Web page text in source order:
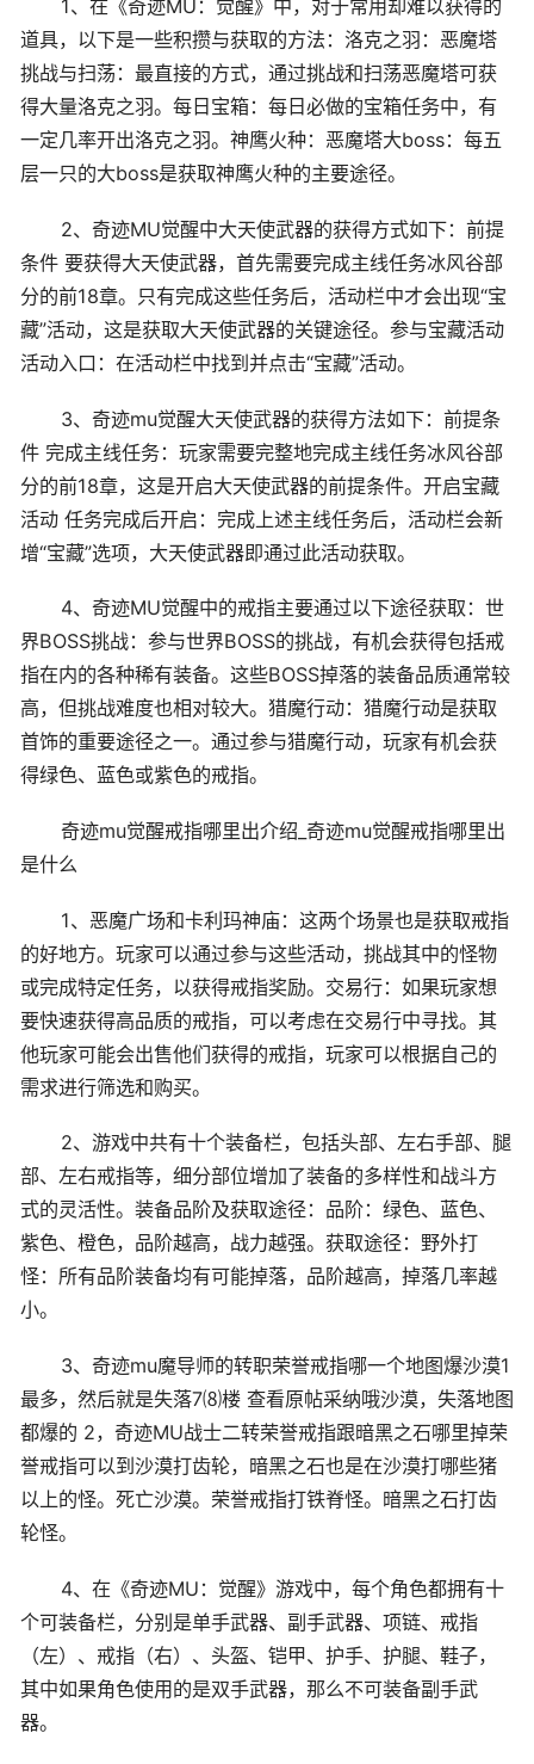
1、在《奇迹MU：觉醒》中，对于常用却难以获得的
道具，以下是一些积攒与获取的方法：洛克之羽：恶魔塔
挑战与扫荡：最直接的方式，通过挑战和扫荡恶魔塔可获
得大量洛克之羽。每日宝箱：每日必做的宝箱任务中，有
一定几率开出洛克之羽。神鹰火种：恶魔塔大boss：每五
层一只的大boss是获取神鹰火种的主要途径。
2、奇迹MU觉醒中大天使武器的获得方式如下：前提
条件 要获得大天使武器，首先需要完成主线任务冰风谷部
分的前18章。只有完成这些任务后，活动栏中才会出现“宝
藏”活动，这是获取大天使武器的关键途径。参与宝藏活动
活动入口：在活动栏中找到并点击“宝藏”活动。
3、奇迹mu觉醒大天使武器的获得方法如下：前提条
件 完成主线任务：玩家需要完整地完成主线任务冰风谷部
分的前18章，这是开启大天使武器的前提条件。开启宝藏
活动 任务完成后开启：完成上述主线任务后，活动栏会新
增“宝藏”选项，大天使武器即通过此活动获取。
4、奇迹MU觉醒中的戒指主要通过以下途径获取：世
界BOSS挑战：参与世界BOSS的挑战，有机会获得包括戒
指在内的各种稀有装备。这些BOSS掉落的装备品质通常较
高，但挑战难度也相对较大。猎魔行动：猎魔行动是获取
首饰的重要途径之一。通过参与猎魔行动，玩家有机会获
得绿色、蓝色或紫色的戒指。
奇迹mu觉醒戒指哪里出介绍_奇迹mu觉醒戒指哪里出
是什么
1、恶魔广场和卡利玛神庙：这两个场景也是获取戒指
的好地方。玩家可以通过参与这些活动，挑战其中的怪物
或完成特定任务，以获得戒指奖励。交易行：如果玩家想
要快速获得高品质的戒指，可以考虑在交易行中寻找。其
他玩家可能会出售他们获得的戒指，玩家可以根据自己的
需求进行筛选和购买。
2、游戏中共有十个装备栏，包括头部、左右手部、腿
部、左右戒指等，细分部位增加了装备的多样性和战斗方
式的灵活性。装备品阶及获取途径：品阶：绿色、蓝色、
紫色、橙色，品阶越高，战力越强。获取途径：野外打
怪：所有品阶装备均有可能掉落，品阶越高，掉落几率越
小。
3、奇迹mu魔导师的转职荣誉戒指哪一个地图爆沙漠1
最多，然后就是失落7⑻楼 查看原帖采纳哦沙漠，失落地图
都爆的 2，奇迹MU战士二转荣誉戒指跟暗黑之石哪里掉荣
誉戒指可以到沙漠打齿轮，暗黑之石也是在沙漠打哪些猪
以上的怪。死亡沙漠。荣誉戒指打铁脊怪。暗黑之石打齿
轮怪。
4、在《奇迹MU：觉醒》游戏中，每个角色都拥有十
个可装备栏，分别是单手武器、副手武器、项链、戒指
（左）、戒指（右）、头盔、铠甲、护手、护腿、鞋子，
其中如果角色使用的是双手武器，那么不可装备副手武
器。